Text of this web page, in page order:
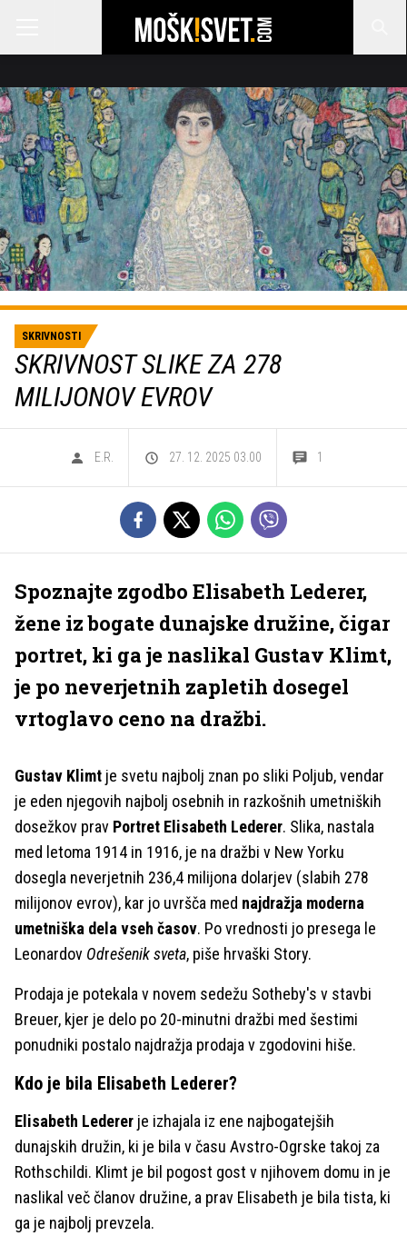
SKRIVNOSTI
SKRIVNOST SLIKE ZA 278
MILIJONOV EVROV
E.R. 27. 12. 2025 03.00 1
Spoznajte zgodbo Elisabeth Lederer,
žene iz bogate dunajske družine, čigar
portret, ki ga je naslikal Gustav Klimt,
je po neverjetnih zapletih dosegel
vrtoglavo ceno na dražbi.
Gustav Klimt je svetu najbolj znan po sliki Poljub, vendar
je eden njegovih najbolj osebnih in razkošnih umetniških
dosežkov prav Portret Elisabeth Lederer. Slika, nastala
med letoma 1914 in 1916, je na dražbi v New Yorku
dosegla neverjetnih 236,4 milijona dolarjev (slabih 278
milijonov evrov), kar jo uvršča med najdražja moderna
umetniška dela vseh časov. Po vrednosti jo presega le
Leonardov Odrešenik sveta, piše hrvaški Story.
Prodaja je potekala v novem sedežu Sotheby's v stavbi
Breuer, kjer je delo po 20-minutni dražbi med šestimi
ponudniki postalo najdražja prodaja v zgodovini hiše.
Kdo je bila Elisabeth Lederer?
Elisabeth Lederer je izhajala iz ene najbogatejših
dunajskih družin, ki je bila v času Avstro-Ogrske takoj za
Rothschildi. Klimt je bil pogost gost v njihovem domu in je
naslikal več članov družine, a prav Elisabeth je bila tista, ki
ga je najbolj prevzela.